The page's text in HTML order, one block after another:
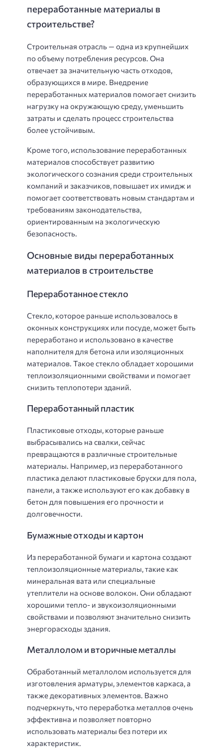
переработанные материалы в
строительстве?
Строительная отрасль — одна из крупнейших
по объему потребления ресурсов. Она
отвечает за значительную часть отходов,
образующихся в мире. Внедрение
переработанных материалов помогает снизить
нагрузку на окружающую среду, уменьшить
затраты и сделать процесс строительства
более устойчивым.
Кроме того, использование переработанных
материалов способствует развитию
экологического сознания среди строительных
компаний и заказчиков, повышает их имидж и
помогает соответствовать новым стандартам и
требованиям законодательства,
ориентированным на экологическую
безопасность.
Основные виды переработанных
материалов в строительстве
Переработанное стекло
Стекло, которое раньше использовалось в
оконных конструкциях или посуде, может быть
переработано и использовано в качестве
наполнителя для бетона или изоляционных
материалов. Такое стекло обладает хорошими
теплоизоляционными свойствами и помогает
снизить теплопотери зданий.
Переработанный пластик
Пластиковые отходы, которые раньше
выбрасывались на свалки, сейчас
превращаются в различные строительные
материалы. Например, из переработанного
пластика делают пластиковые бруски для пола,
панели, а также используют его как добавку в
бетон для повышения его прочности и
долговечности.
Бумажные отходы и картон
Из переработанной бумаги и картона создают
теплоизоляционные материалы, такие как
минеральная вата или специальные
утеплители на основе волокон. Они обладают
хорошими тепло- и звукоизоляционными
свойствами и позволяют значительно снизить
энергорасходы здания.
Металлолом и вторичные металлы
Обработанный металлолом используется для
изготовления арматуры, элементов каркаса, а
также декоративных элементов. Важно
подчеркнуть, что переработка металлов очень
эффективна и позволяет повторно
использовать материалы без потери их
характеристик.